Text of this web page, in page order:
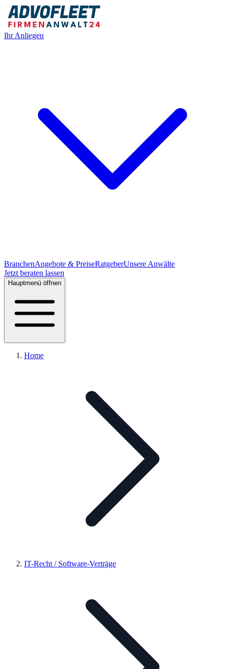
Ihr Anliegen
BranchenAngebote & PreiseRatgeberUnsere Anwälte
Jetzt beraten lassen
Hauptmenü öffnen
Home
IT-Recht / Software-Verträge